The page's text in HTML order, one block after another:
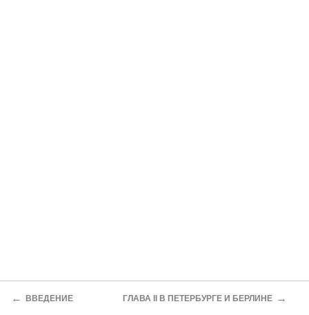
← ВВЕДЕНИЕ ГЛАВА II В ПЕТЕРБУРГЕ И БЕРЛИНЕ →